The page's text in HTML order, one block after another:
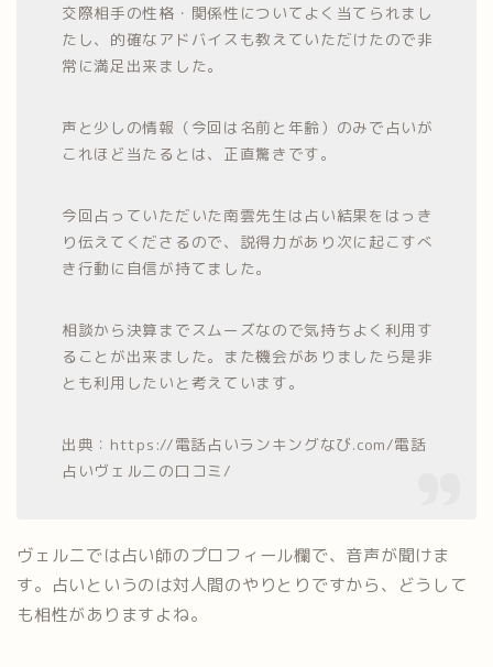
交際相手の性格・関係性についてよく当てられまし
たし、的確なアドバイスも教えていただけたので非
常に満足出来ました。
声と少しの情報（今回は名前と年齢）のみで占いが
これほど当たるとは、正直驚きです。
今回占っていただいた南雲先生は占い結果をはっき
り伝えてくださるので、説得力があり次に起こすべ
き行動に自信が持てました。
相談から決算までスムーズなので気持ちよく利用す
ることが出来ました。また機会がありましたら是非
とも利用したいと考えています。
出典：https://電話占いランキングなび.com/電話
占いヴェルニの口コミ/
ヴェルニでは占い師のプロフィール欄で、音声が聞けま
す。占いというのは対人間のやりとりですから、どうして
も相性がありますよね。